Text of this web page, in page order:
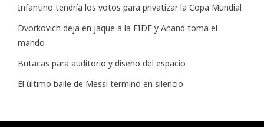
Infantino tendría los votos para privatizar la Copa Mundial
Dvorkovich deja en jaque a la FIDE y Anand toma el
mando
Butacas para auditorio y diseño del espacio
El último baile de Messi terminó en silencio